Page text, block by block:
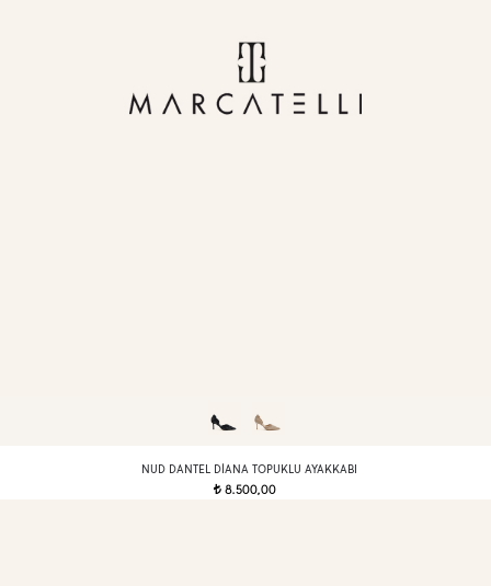
NUD DANTEL DIANA TOPUKLU AYAKKABI
t8.500,00